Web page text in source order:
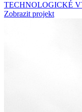
TECHNOLOGICKÉ
Zobrazit projekt